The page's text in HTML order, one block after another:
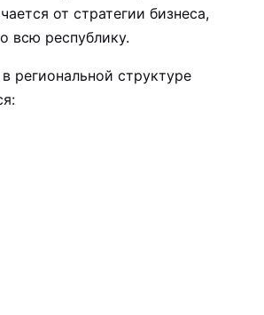
от стратегии бизнеса,
всю республику.
региональной структуре